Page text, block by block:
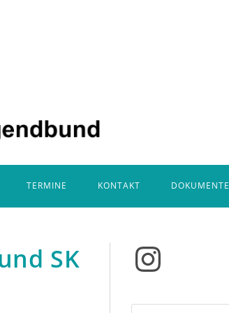
TERMINE KONTAKT DOKUMENTE
SK
Instagram